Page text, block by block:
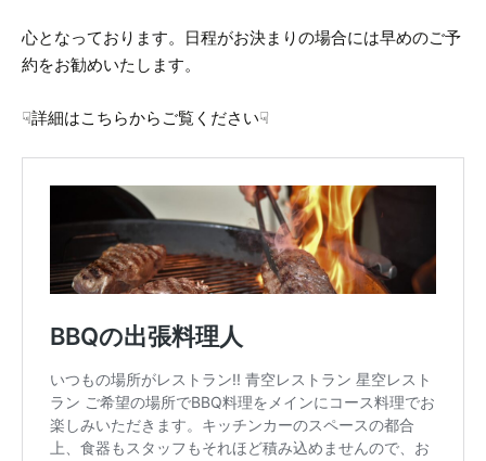
心となっております。日程がお決まりの場合には早めのご予
約をお勧めいたします。
☟詳細はこちらからご覧ください☟